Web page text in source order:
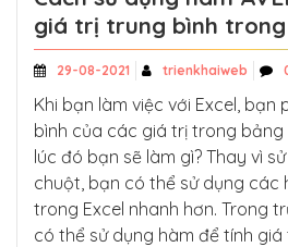
giá trị trung bình trong
29-08-2021 trienkhaiweb
Khi bạn làm việc với Excel, bạn
bình của các giá trị trong bảng
lúc đó bạn sẽ làm gì? Thay vì
chuột, bạn có thể sử dụng các
trong Excel nhanh hơn. Trong
có thể sử dụng hàm để tính